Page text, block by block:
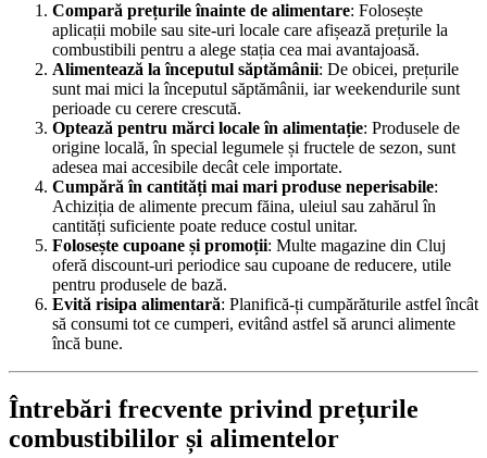
Compară prețurile înainte de alimentare: Folosește
aplicații mobile sau site-uri locale care afișează prețurile la
combustibili pentru a alege stația cea mai avantajoasă.
Alimentează la începutul săptămânii: De obicei, prețurile
sunt mai mici la începutul săptămânii, iar weekendurile sunt
perioade cu cerere crescută.
Optează pentru mărci locale în alimentație: Produsele de
origine locală, în special legumele și fructele de sezon, sunt
adesea mai accesibile decât cele importate.
Cumpără în cantități mai mari produse neperisabile:
Achiziția de alimente precum făina, uleiul sau zahărul în
cantități suficiente poate reduce costul unitar.
Folosește cupoane și promoții: Multe magazine din Cluj
oferă discount-uri periodice sau cupoane de reducere, utile
pentru produsele de bază.
Evită risipa alimentară: Planifică-ți cumpărăturile astfel încât
să consumi tot ce cumperi, evitând astfel să arunci alimente
încă bune.
Întrebări frecvente privind prețurile
combustibililor și alimentelor